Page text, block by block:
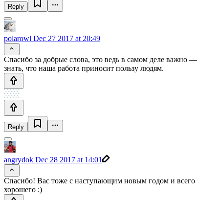
Reply
polarowl Dec 27 2017 at 20:49
Спасибо за добрые слова, это ведь в самом деле важно —
знать, что наша работа приносит пользу людям.
Reply
angrydok Dec 28 2017 at 14:01
Спасибо! Вас тоже с наступающим новым годом и всего
хорошего :)